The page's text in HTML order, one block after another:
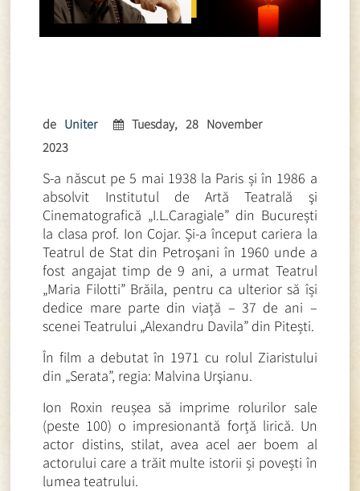
de Uniter
Tuesday, 28 November
2023
S-a născut pe 5 mai 1938 la Paris și în 1986 a
absolvit Institutul de Artă Teatrală şi
Cinematografică „I.L.Caragiale” din București
la clasa prof. Ion Cojar. Și-a început cariera la
Teatrul de Stat din Petroşani în 1960 unde a
fost angajat timp de 9 ani, a urmat Teatrul
„Maria Filotti” Brăila, pentru ca ulterior să își
dedice mare parte din viață – 37 de ani –
scenei Teatrului „Alexandru Davila” din Pitești.
În film a debutat în 1971 cu rolul Ziaristului
din „Serata”, regia: Malvina Urşianu.
Ion Roxin reușea să imprime rolurilor sale
(peste 100) o impresionantă forță lirică. Un
actor distins, stilat, avea acel aer boem al
actorului care a trăit multe istorii și povești în
lumea teatrului.